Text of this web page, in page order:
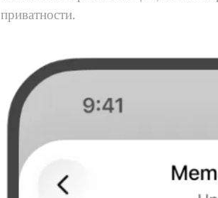
приватности.